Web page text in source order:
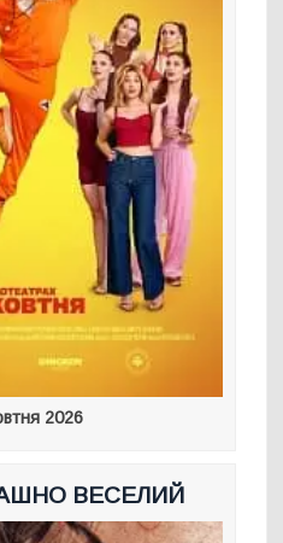
2026
ВЕСЕЛИЙ